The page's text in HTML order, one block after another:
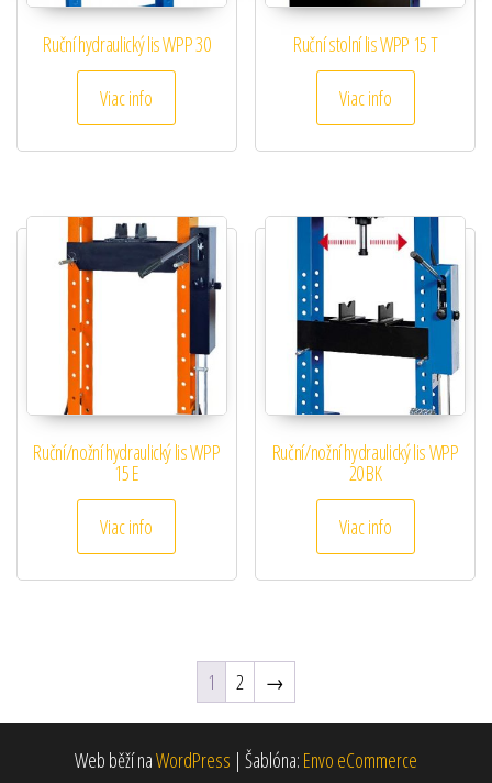
Ruční hydraulický lis WPP 30
Viac info
Ruční stolní lis WPP 15 T
Viac info
Ruční/nožní hydraulický lis WPP
15 E
Viac info
Ruční/nožní hydraulický lis WPP
20 BK
Viac info
1 2 →
Web běží naWordPress | Šablóna: Envo eCommerce